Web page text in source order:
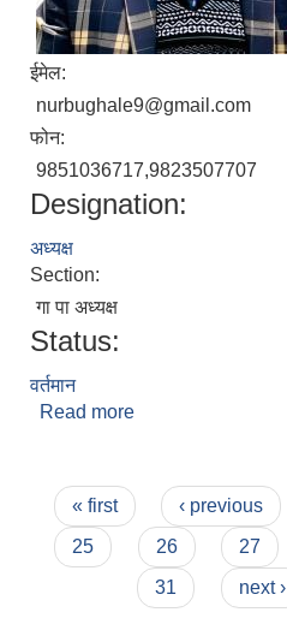
ईमेल:
nurbughale9@gmail.com
फोन:
9851036717,9823507707
Designation:
अध्यक्ष
Section:
गा पा अध्यक्ष
Status:
वर्तमान
Read more
Pages
« first ‹ previous
25
26 27
31
next ›